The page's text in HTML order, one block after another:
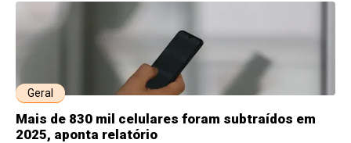
Geral
Mais de 830 mil celulares foram subtraídos em
2025, aponta relatório